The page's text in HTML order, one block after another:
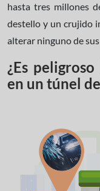
hasta tres millones
destello y un crujido
alterar ninguno de
¿Es
en un túnel